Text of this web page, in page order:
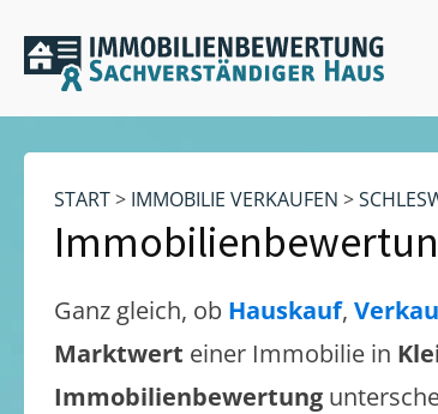
START> IMMOBILIE VERKAUFEN >
Ganz gleich, ob Hauskauf,
Marktwert einer Immobilie in
Immobilienbewertung